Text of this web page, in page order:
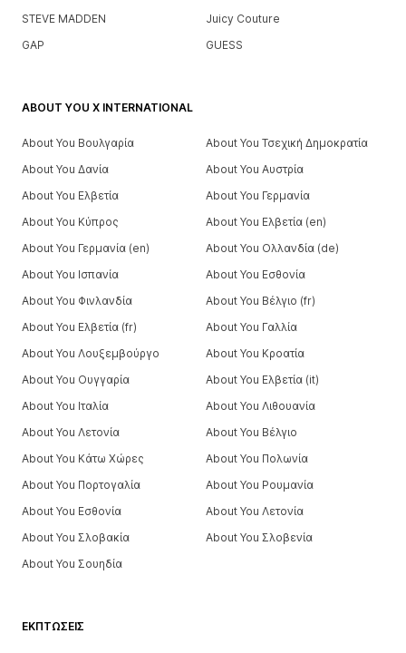
STEVE MADDEN
Juicy Couture
GAP
GUESS
ΕΚΠΤΏΣΕΙΣ
ABOUT YOU X INTERNATIONAL
About You Βουλγαρία
About You Τσεχική Δημοκρατία
About You Δανία
About You Αυστρία
About You Ελβετία
About You Γερμανία
About You Κύπρος
About You Ελβετία (en)
About You Γερμανία (en)
About You Ολλανδία (de)
About You Ισπανία
About You Εσθονία
About You Φινλανδία
About You Βέλγιο (fr)
About You Ελβετία (fr)
About You Γαλλία
About You Λουξεμβούργο
About You Κροατία
About You Ουγγαρία
About You Ελβετία (it)
About You Ιταλία
About You Λιθουανία
About You Λετονία
About You Βέλγιο
About You Κάτω Χώρες
About You Πολωνία
About You Πορτογαλία
About You Ρουμανία
About You Εσθονία
About You Λετονία
About You Σλοβακία
About You Σλοβενία
About You Σουηδία